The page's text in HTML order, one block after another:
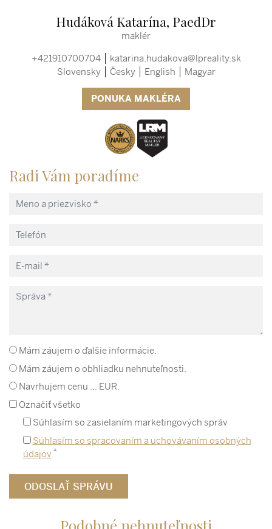
Hudáková Katarína, PaedDr
maklér
+421910700704
katarina.hudakova@lpreality.sk
Slovensky
Česky English Magyar
PONUKA MAKLÉRA
Radi Vám poradíme
Mám záujem o ďalšie informácie.
Mám záujem o obhliadku nehnuteľnosti.
Navrhujem cenu ... EUR.
Označiť všetko
Súhlasím so zasielaním marketingových správ
Súhlasím so spracovaním a uchovávaním osobných
údajov *